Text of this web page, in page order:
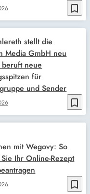
bookmark_border
bookmark_border
stellt die
Media GmbH neu
neue
für
und Sender
bookmark_border
mit Wegovy: So
Ihr Online-Rezept